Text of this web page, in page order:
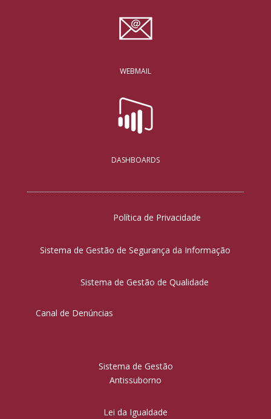
WEBMAIL
DASHBOARDS
Política de Privacidade
Sistema de Gestão de Segurança da Informação
Sistema de Gestão de Qualidade
Canal de Denúncias
Sistema de Gestão
Antissuborno
Lei da Igualdade